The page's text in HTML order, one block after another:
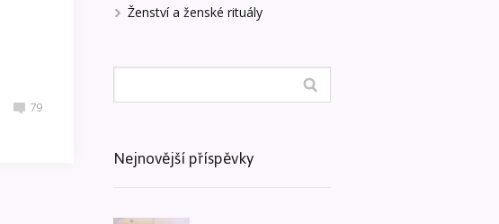
79
Ženství a ženské rituály
Nejnovější příspěvky